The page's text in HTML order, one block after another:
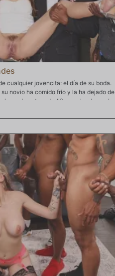
cualquier jovencita: el día de su boda.
novio ha comido frío y la ha dejado
mundo entero de Aften se ha
Tee Reel, que toma el asunto en sus
para recordar. ¿Qué mejor manera
a lo grande e inmediatamente consigue
un montón de pollas grandes para
zumbando alrededor de su cara, su
mientras tiene ganas de follar. Una tras
en el coño mientras le dan una
mientras se corre una y otra vez. Se ha
con el que se iba a casar. A esta
el fondo y que la folle mientras ella se
le dan sabe mucho mejor que